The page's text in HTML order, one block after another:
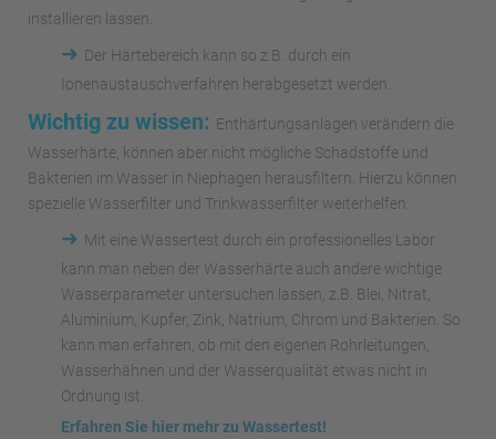
installieren lassen.
➜ Der Härtebereich kann so z.B. durch ein
Ionenaustauschverfahren herabgesetzt werden.
Wichtig zu wissen: Enthärtungsanlagen verändern die
Wasserhärte, können aber nicht mögliche Schadstoffe und
Bakterien im Wasser in Niephagen herausfiltern. Hierzu können
spezielle Wasserfilter und Trinkwasserfilter weiterhelfen.
➜ Mit eine Wassertest durch ein professionelles Labor
kann man neben der Wasserhärte auch andere wichtige
Wasserparameter untersuchen lassen, z.B. Blei, Nitrat,
Aluminium, Kupfer, Zink, Natrium, Chrom und Bakterien. So
kann man erfahren, ob mit den eigenen Rohrleitungen,
Wasserhähnen und der Wasserqualität etwas nicht in
Ordnung ist.
Erfahren Sie hier mehr zu Wassertest!